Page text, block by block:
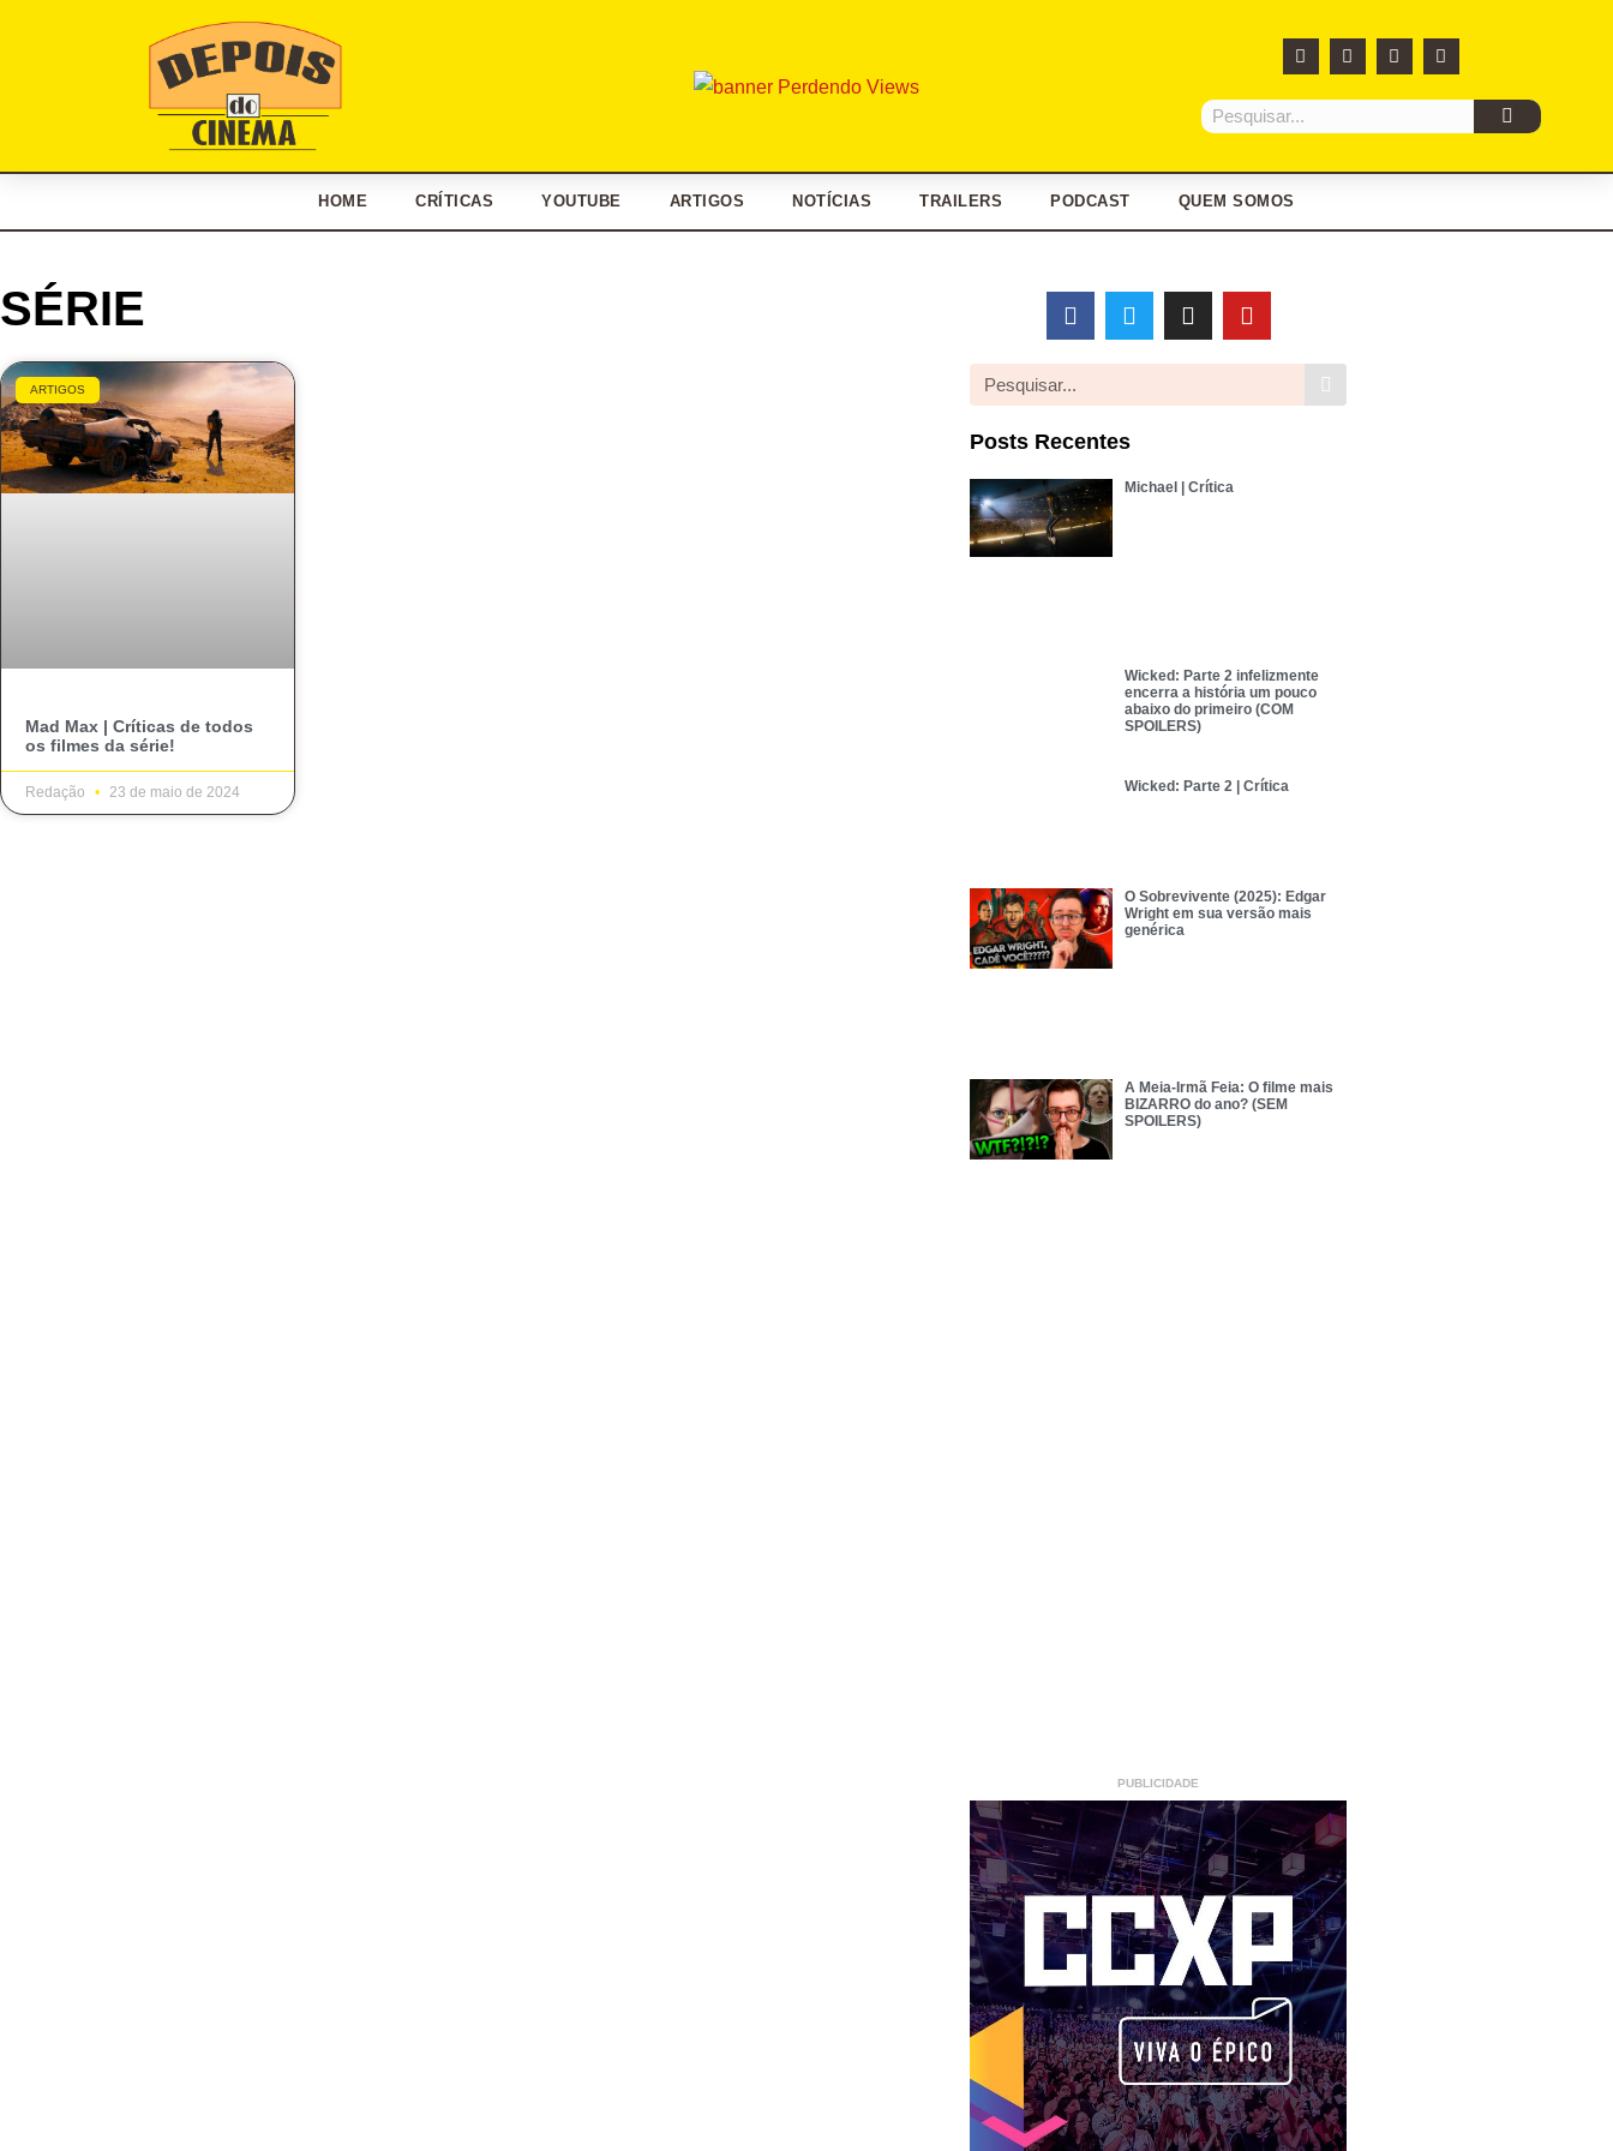
HOME CRÍTICAS YOUTUBE ARTIGOS NOTÍCIAS TRAILERS PODCAST QUEM SOMOS
SÉRIE
ARTIGOS
Mad Max | Críticas de todos
os filmes da série!
Redação 23 de maio de 2024
Posts Recentes
Michael | Crítica
Wicked: Parte 2 infelizmente
encerra a história um pouco
abaixo do primeiro (COM
SPOILERS)
Wicked: Parte 2 | Crítica
O Sobrevivente (2025): Edgar
Wright em sua versão mais
genérica
A Meia-Irmã Feia: O filme mais
BIZARRO do ano? (SEM
SPOILERS)
PUBLICIDADE